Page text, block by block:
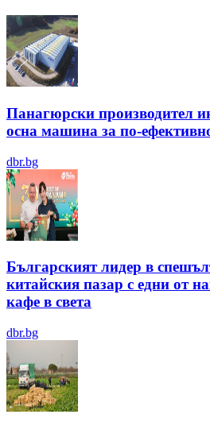
Панагюрски производител
осна машина за по-
dbr.bg
Българският лидер в
китайския пазар с едни от
кафе в света
dbr.bg